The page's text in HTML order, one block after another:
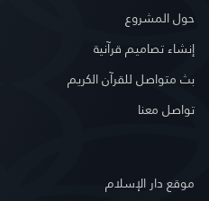
حول المشروع
إنشاء تصاميم قرآنية
بث متواصل للقرآن الكريم
تواصل معنا
موقع دار الإسلام